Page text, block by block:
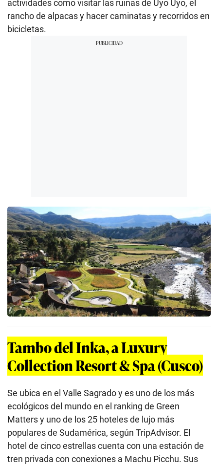
actividades como visitar las ruinas de Uyo Uyo, el
rancho de alpacas y hacer caminatas y recorridos en
bicicletas.
Tambo del Inka, a Luxury
Collection Resort & Spa (Cusco)
Se ubica en el Valle Sagrado y es uno de los más
ecológicos del mundo en el ranking de Green
Matters y uno de los 25 hoteles de lujo más
populares de Sudamérica, según TripAdvisor. El
hotel de cinco estrellas cuenta con una estación de
tren privada con conexiones a Machu Picchu. Sus